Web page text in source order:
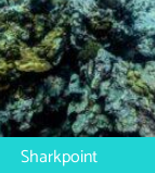
Koh Haa Catherdral